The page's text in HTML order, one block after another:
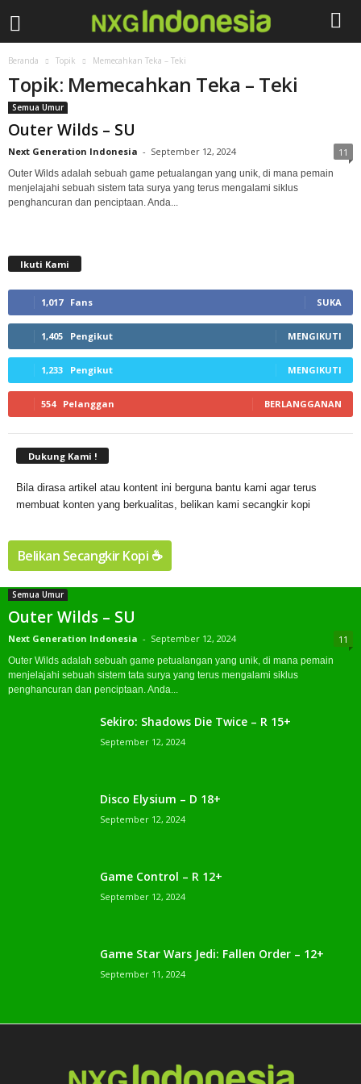
Beranda Topik Memecahkan Teka – Teki
Topik: Memecahkan Teka – Teki
Semua Umur
Outer Wilds – SU
Next Generation Indonesia - September 12, 2024 11
Outer Wilds adalah sebuah game petualangan yang unik, di mana pemain
menjelajahi sebuah sistem tata surya yang terus mengalami siklus
penghancuran dan penciptaan. Anda...
Ikuti Kami
1,017 Fans SUKA
1,405 Pengikut MENGIKUTI
1,233 Pengikut MENGIKUTI
554 Pelanggan BERLANGGANAN
Dukung Kami !
Bila dirasa artikel atau kontent ini berguna bantu kami agar terus
membuat konten yang berkualitas, belikan kami secangkir kopi
Belikan Secangkir Kopi ☕️
Semua Umur
Outer Wilds – SU
Next Generation Indonesia - September 12, 2024 11
Outer Wilds adalah sebuah game petualangan yang unik, di mana pemain
menjelajahi sebuah sistem tata surya yang terus mengalami siklus
penghancuran dan penciptaan. Anda...
Sekiro: Shadows Die Twice – R 15+
September 12, 2024
Disco Elysium – D 18+
September 12, 2024
Game Control – R 12+
September 12, 2024
Game Star Wars Jedi: Fallen Order – 12+
September 11, 2024